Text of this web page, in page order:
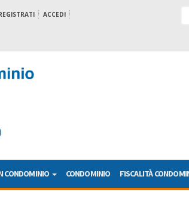
ACCEDI
CONDOMINIO CONDOMINIO FISCALITÀ